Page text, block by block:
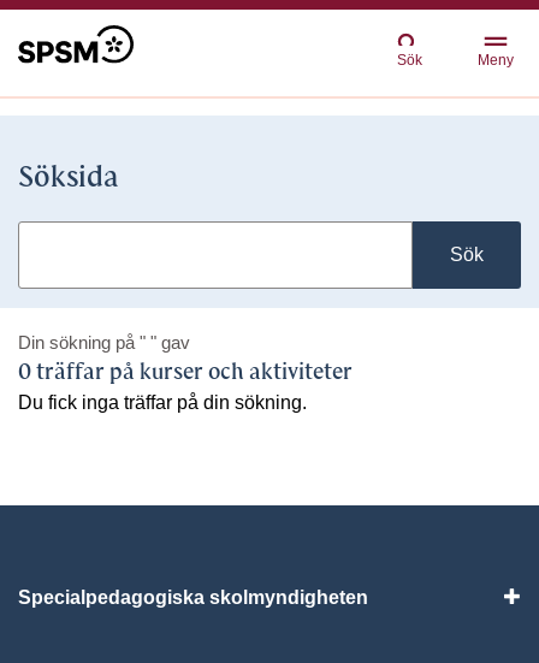
Sök Meny
Söksida
Sök
Din sökning på " " gav
0 träffar på kurser och aktiviteter
Du fick inga träffar på din sökning.
Specialpedagogiska skolmyndigheten